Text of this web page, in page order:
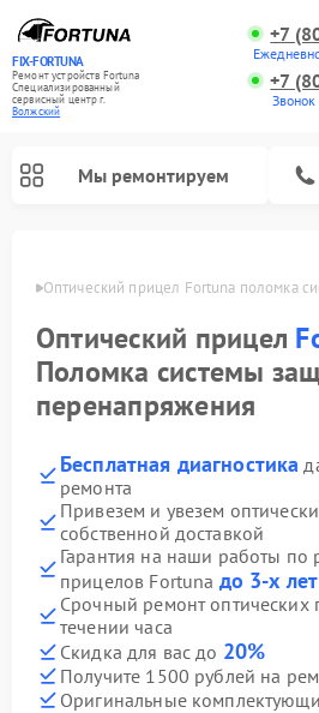
FIX-FORTUNA
Ремонт устройств Fortuna
Специализированный
cервисный центр г.
Волжский
+7
+7
Мы ремонтируем
Оптический прицел Fortuna поломка
Оптический прицел
Поломка системы
перенапряжения
Бесплатная диагностика
ремонта
Привезем и увезем
собственной доставкой
Гарантия на наши работы по
прицелов Fortuna до 3-х лет
Срочный ремонт оптических
течении часа
Скидка для вас до 20%
Получите 1500 рублей на
Оригинальные